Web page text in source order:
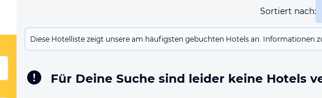
Sortiert nach:
Diese Hotelliste zeigt unsere am häufigsten gebuchten Hotels an. Informationen
Für Deine Suche sind leider keine Hotels